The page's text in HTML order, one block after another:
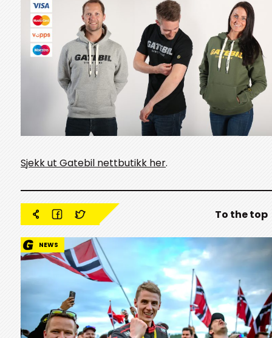
Sjekk ut Gatebil nettbutikk her.
To the top
NEWS